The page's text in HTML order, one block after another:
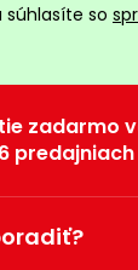
so
zadarmo
predajniach